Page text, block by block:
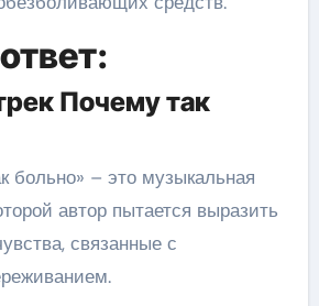
Почему так
больно» – это музыкальная
автор пытается выразить
связанные с